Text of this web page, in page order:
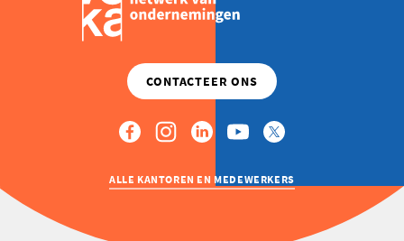
ALLE KANTOREN EN MEDEWERKERS